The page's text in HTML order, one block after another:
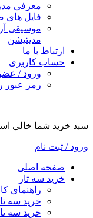
معرفی
فایل های
موسیقی
مدیتیشن
ارتباط با ما
حساب کاربری
ورود /
رمز عبور
سبد خرید شما خالی
ورود / ثبت نام
صفحه اصلی
خرید سه تار
راهنمای
خرید سه
خرید سه